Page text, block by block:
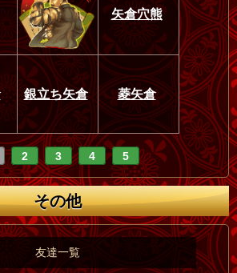
矢倉穴熊
銀立ち矢倉 菱矢倉
2 3 4 5
その他
友達一覧